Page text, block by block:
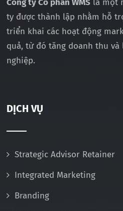
Công ty Cổ phần WMS là một
ty được thành lập nhằm hỗ
triển khai các hoạt động
quả, từ đó tăng doanh thu
nghiệp.
DỊCH VỤ
Strategic Advisor Retainer
Integrated Marketing
Branding